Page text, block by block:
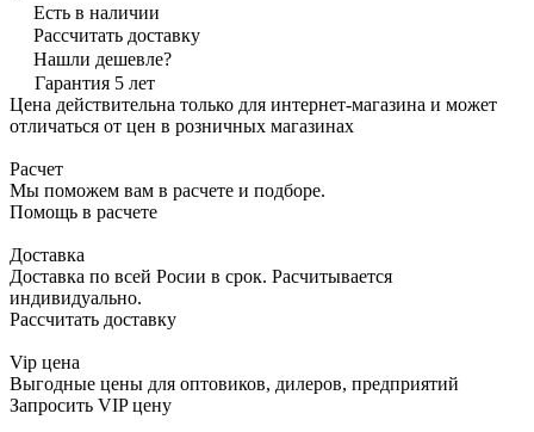
Есть в наличии
Рассчитать доставку
Нашли дешевле?
Гарантия 5 лет
Цена действительна только для интернет-магазина и может
отличаться от цен в розничных магазинах
Расчет
Мы поможем вам в расчете и подборе.
Помощь в расчете
Доставка
Доставка по всей Росии в срок. Расчитывается
индивидуально.
Рассчитать доставку
Vip цена
Выгодные цены для оптовиков, дилеров, предприятий
Запросить VIP цену